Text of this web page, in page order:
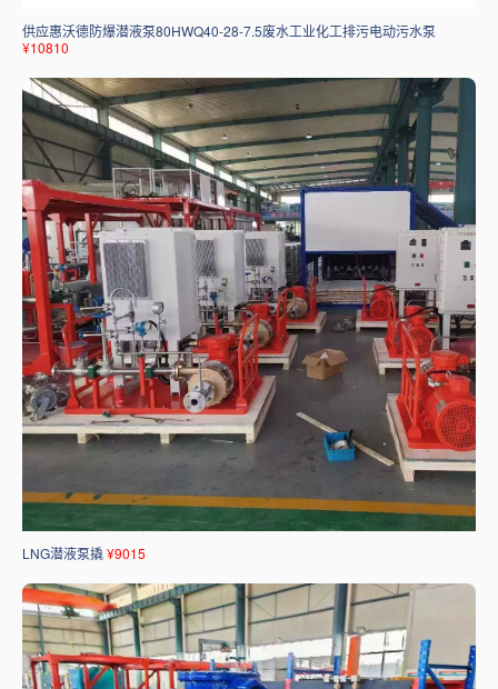
供应惠沃德防爆潜液泵80HWQ40-28-7.5废水工业化工排污电动污水泵
¥10810
LNG潜液泵撬¥9015